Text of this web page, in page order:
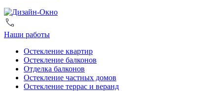
Наши работы
Остекление квартир
Остекление балконов
Отделка балконов
Остекление частных домов
Остекление террас и веранд